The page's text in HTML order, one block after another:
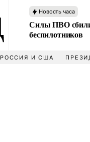
Новость часа
Силы ПВО
беспилотников
РОССИЯ И США